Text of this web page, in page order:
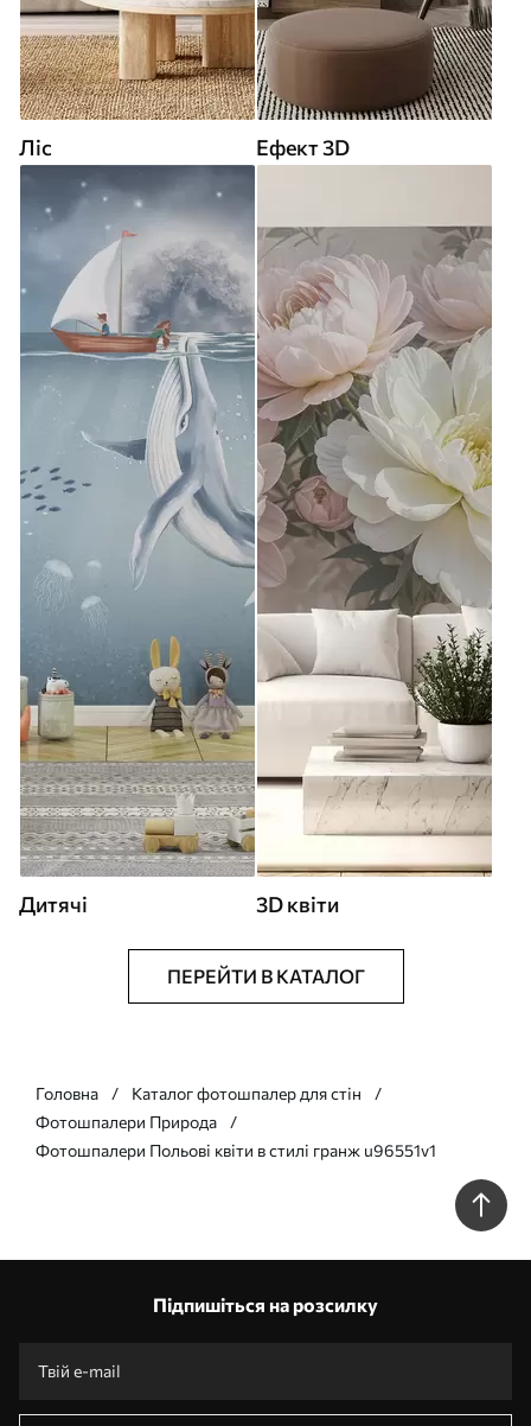
Ліс Ефект 3D
Дитячі 3D квіти
ПЕРЕЙТИ В КАТАЛОГ
Головна
Каталог фотошпалер для стін
Фотошпалери Природа
Фотошпалери Польові квіти в стилі гранж u96551v1
Підпишіться на розсилку